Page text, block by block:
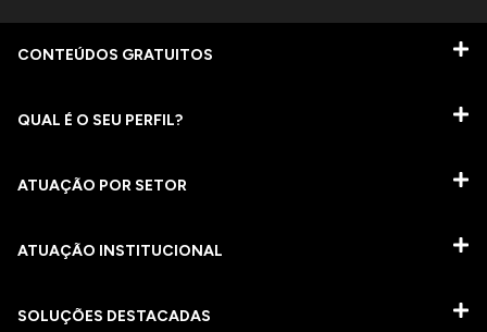
CONTEÚDOS GRATUITOS
QUAL É O SEU PERFIL?
ATUAÇÃO POR SETOR
ATUAÇÃO INSTITUCIONAL
SOLUÇÕES DESTACADAS